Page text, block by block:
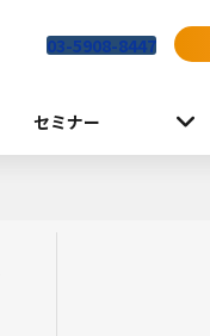
03-5908-8447
セミナー